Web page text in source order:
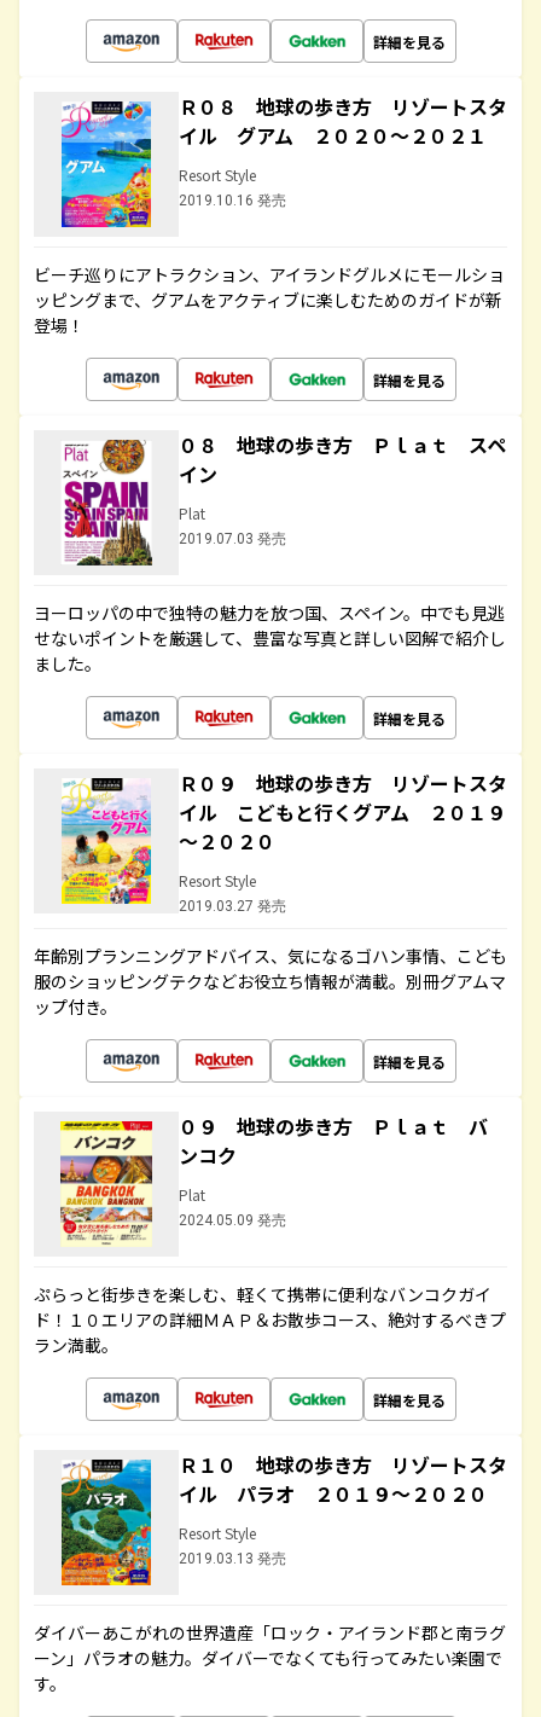
詳細を見る
Ｒ０８ 地球の歩き方 リゾートスタ
イル グアム ２０２０～２０２１
Resort Style
2019.10.16 発売
ビーチ巡りにアトラクション、アイランドグルメにモールショ
ッピングまで、グアムをアクティブに楽しむためのガイドが新
登場！
詳細を見る
０８ 地球の歩き方 Ｐｌａｔ スペ
イン
Plat
2019.07.03 発売
ヨーロッパの中で独特の魅力を放つ国、スペイン。中でも見逃
せないポイントを厳選して、豊富な写真と詳しい図解で紹介し
ました。
詳細を見る
Ｒ０９ 地球の歩き方 リゾートスタ
イル こどもと行くグアム ２０１９
～２０２０
Resort Style
2019.03.27 発売
年齢別プランニングアドバイス、気になるゴハン事情、こども
服のショッピングテクなどお役立ち情報が満載。別冊グアムマ
ップ付き。
詳細を見る
０９ 地球の歩き方 Ｐｌａｔ バ
ンコク
Plat
2024.05.09 発売
ぷらっと街歩きを楽しむ、軽くて携帯に便利なバンコクガイ
ド！１０エリアの詳細ＭＡＰ＆お散歩コース、絶対するべきプ
ラン満載。
詳細を見る
Ｒ１０ 地球の歩き方 リゾートスタ
イル パラオ ２０１９～２０２０
Resort Style
2019.03.13 発売
ダイバーあこがれの世界遺産「ロック・アイランド郡と南ラグ
ーン」パラオの魅力。ダイバーでなくても行ってみたい楽園で
す。